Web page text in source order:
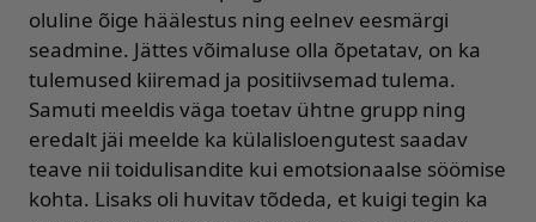
oluline õige häälestus ning eelnev eesmärgi
seadmine. Jättes võimaluse olla õpetatav, on ka
tulemused kiiremad ja positiivsemad tulema.
Samuti meeldis väga toetav ühtne grupp ning
eredalt jäi meelde ka külalisloengutest saadav
teave nii toidulisandite kui emotsionaalse söömise
kohta. Lisaks oli huvitav tõdeda, et kuigi tegin ka